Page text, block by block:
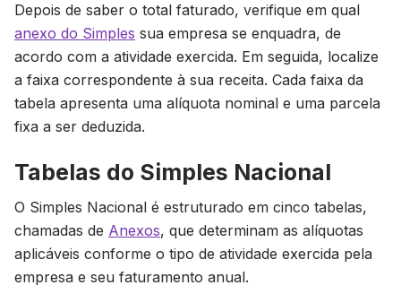
Depois de saber o total faturado, verifique em qual
anexo do Simples sua empresa se enquadra, de
acordo com a atividade exercida. Em seguida, localize
a faixa correspondente à sua receita. Cada faixa da
tabela apresenta uma alíquota nominal e uma parcela
fixa a ser deduzida.
Tabelas do Simples Nacional
O Simples Nacional é estruturado em cinco tabelas,
chamadas de Anexos, que determinam as alíquotas
aplicáveis conforme o tipo de atividade exercida pela
empresa e seu faturamento anual.